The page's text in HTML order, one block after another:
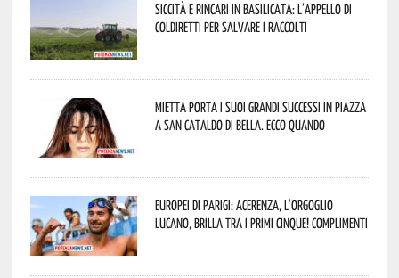
Siccità e rincari in Basilicata: l’appello di
Coldiretti per salvare i raccolti
Mietta porta i suoi grandi successi in piazza
a San Cataldo di Bella. Ecco quando
Europei di Parigi: Acerenza, l’orgoglio
lucano, brilla tra i primi cinque! Complimenti